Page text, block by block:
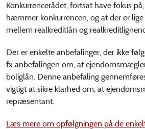
Konkurrencerådet, fortsat have fokus
hæmmer konkurrencen, og at der er
mellem realkreditlån og
Der er enkelte anbefalinger, der ikke
fx anbefalingen om, at
boliglån. Denne anbefaling
vigtigt at sikre klarhed om, at
repræsentant.
Læs mere om opfølgningen på de